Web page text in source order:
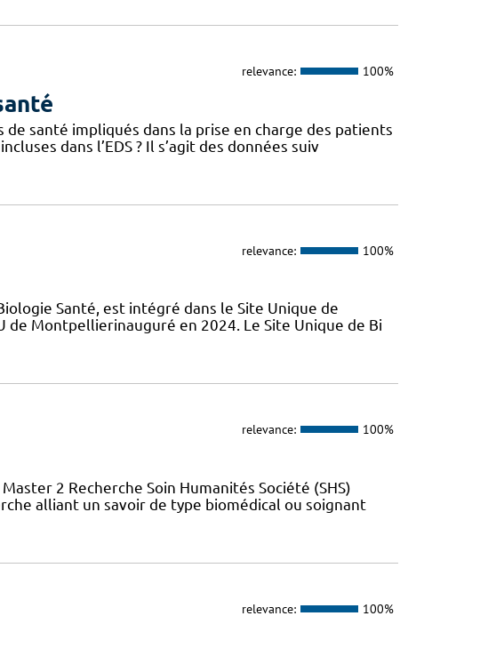
relevance: 100%
santé impliqués dans la prise en charge des patients
dans l’EDS ? Il s’agit des données suiv
relevance: 100%
Santé, est intégré dans le Site Unique de
Montpellierinauguré en 2024. Le Site Unique de Bi
relevance: 100%
2 Recherche Soin Humanités Société (SHS)
alliant un savoir de type biomédical ou soignant
relevance: 100%